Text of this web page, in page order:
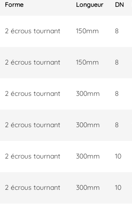
Forme Longueur DN
2 écrous tournant 150mm 8
2 écrous tournant 150mm 8
2 écrous tournant 300mm 8
2 écrous tournant 300mm 8
2 écrous tournant 300mm 10
2 écrous tournant 300mm 10